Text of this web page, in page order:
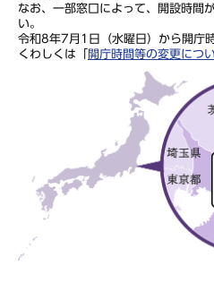
なお、一部窓口によって、開設時間
い。
令和8年7月1日（水曜日）から開庁
くわしくは「
開庁時間等の変更につ